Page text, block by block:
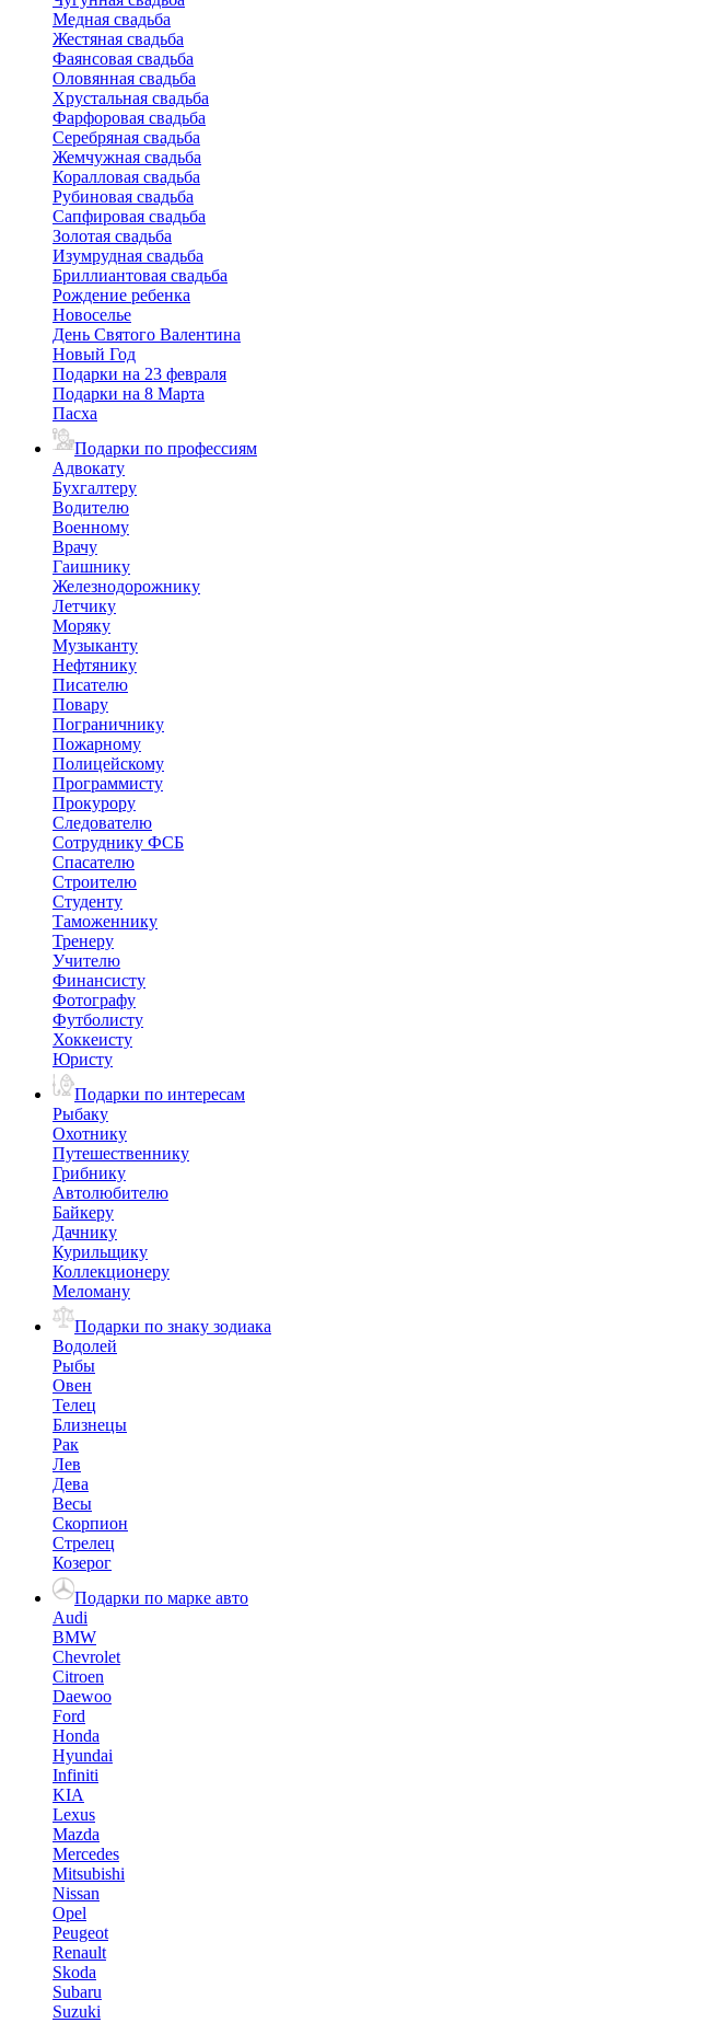
Медная свадьба
Жестяная свадьба
Фаянсовая свадьба
Оловянная свадьба
Хрустальная свадьба
Фарфоровая свадьба
Серебряная свадьба
Жемчужная свадьба
Коралловая свадьба
Рубиновая свадьба
Сапфировая свадьба
Золотая свадьба
Изумрудная свадьба
Бриллиантовая свадьба
Рождение ребенка
Новоселье
День Святого Валентина
Новый Год
Подарки на 23 февраля
Подарки на 8 Марта
Пасха
Подарки по профессиям
Адвокату
Бухгалтеру
Водителю
Военному
Врачу
Гаишнику
Железнодорожнику
Летчику
Моряку
Музыканту
Нефтянику
Писателю
Повару
Пограничнику
Пожарному
Полицейскому
Программисту
Прокурору
Следователю
Сотруднику ФСБ
Спасателю
Строителю
Студенту
Таможеннику
Тренеру
Учителю
Финансисту
Фотографу
Футболисту
Хоккеисту
Юристу
Подарки по интересам
Рыбаку
Охотнику
Путешественнику
Грибнику
Автолюбителю
Байкеру
Дачнику
Курильщику
Коллекционеру
Меломану
Подарки по знаку зодиака
Водолей
Рыбы
Овен
Телец
Близнецы
Рак
Лев
Дева
Весы
Скорпион
Стрелец
Козерог
Подарки по марке авто
Audi
BMW
Chevrolet
Citroen
Daewoo
Ford
Honda
Hyundai
Infiniti
KIA
Lexus
Mazda
Mercedes
Mitsubishi
Nissan
Opel
Peugeot
Renault
Skoda
Subaru
Suzuki